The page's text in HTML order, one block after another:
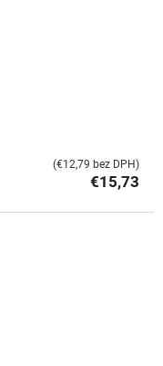
€15,73
(€12,79 bez DPH)